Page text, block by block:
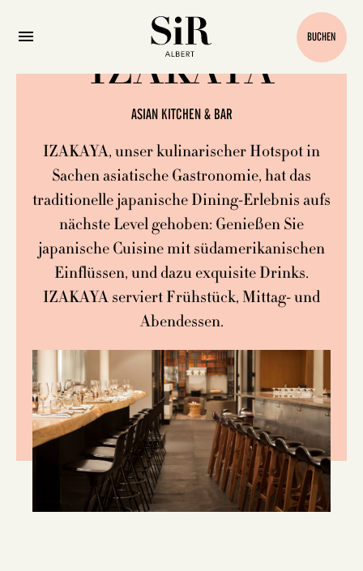
BUCHEN
IZAKAYA
ASIAN KITCHEN & BAR
IZAKAYA, unser kulinarischer Hotspot in
Sachen asiatische Gastronomie, hat das
traditionelle japanische Dining-Erlebnis aufs
nächste Level gehoben: Genießen Sie
japanische Cuisine mit südamerikanischen
Einflüssen, und dazu exquisite Drinks.
IZAKAYA serviert Frühstück, Mittag- und
Abendessen.